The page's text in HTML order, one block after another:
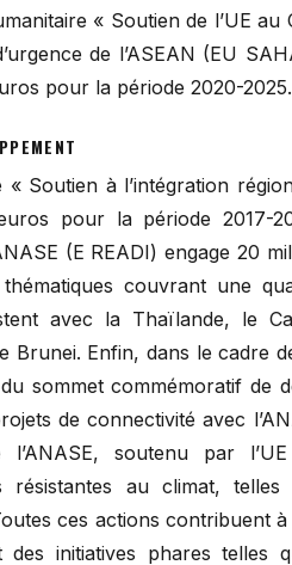
« Soutien de l’UE au
de l’ASEAN (EU
pour la période 2020-
« Soutien à l’intégration
pour la période 2017-
(E READI) engage 20
couvrant une
avec la Thaïlande, le
Brunei. Enfin, dans le cadre
sommet commémoratif de
de connectivité avec
l’ANASE, soutenu par
résistantes au climat,
ces actions contribuent
des initiatives phares telles